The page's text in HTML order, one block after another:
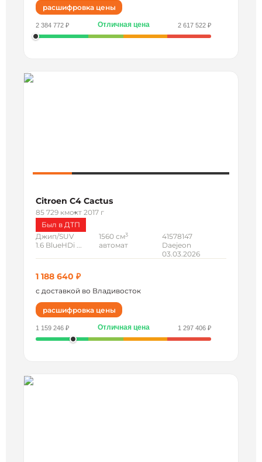
расшифровка цены
2 384 772 ₽ Отличная цена 2 617 522 ₽
Citroen C4 Cactus
85 729 кмокт 2017 г
Был в ДТП
Джип/SUV
1.6 BlueHDi ...
1560 см3
автомат
41578147
Daejeon
03.03.2026
1 188 640 ₽
с доставкой во Владивосток
расшифровка цены
1 159 246 ₽ Отличная цена 1 297 406 ₽